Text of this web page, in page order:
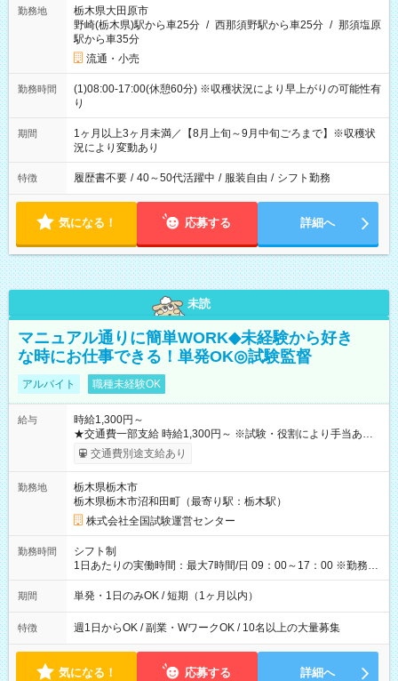
勤務地
栃木県大田原市
野崎(栃木県)駅から車25分 / 西那須野駅から車25分 / 那須塩原
駅から車35分
流通・小売
勤務時間
(1)08:00-17:00(休憩60分) ※収穫状況により早上がりの可能性有
り
期間
1ヶ月以上3ヶ月未満／【8月上旬～9月中旬ごろまで】※収穫状
況により変動あり
特徴 履歴書不要 / 40～50代活躍中 / 服装自由 / シフト勤務
気になる！ 応募する 詳細へ
未読
マニュアル通りに簡単WORK◆未経験から好き
な時にお仕事できる！単発OK◎試験監督
アルバイト 職種未経験OK
給与
時給1,300円～
★交通費一部支給 時給1,300円～ ※試験・役割により手当あり
※勤務回数により昇給あり 【即給（前払い）オプションあ
り！】 希望される場合、勤務から1週間ほどで給与の一部を受け
例】 ・河合塾模擬試験 8:30～17:30（休憩1時間） 時給1,300円
×8時間＝日収10,400円＋交通費 ※当日の役割により時給＋100
円の場合あり ・国家試験 7:00～13:30（休憩なし） 時給1,300
円（役割手当＋100円）×6時間＝日収8,400円＋交通費 【試用期
間】試用期間なし
交通費別途支給あり
勤務地
栃木県栃木市
栃木県栃木市沼和田町（最寄り駅：栃木駅）
株式会社全国試験運営センター
勤務時間
シフト制
1日あたりの実働時間：最大7時間/日 09：00～17：00 ※勤務時
間は 試験により異なります。
期間 単発・1日のみOK / 短期（1ヶ月以内）
特徴 週1日からOK / 副業・WワークOK / 10名以上の大量募集
気になる！ 応募する 詳細へ